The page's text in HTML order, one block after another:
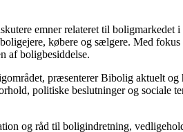
emner relateret til
købere og sælgere. Med
af boligbesiddelse.
præsenterer Bibolig aktuelt
politiske beslutninger og sociale
og råd til boligindretning,